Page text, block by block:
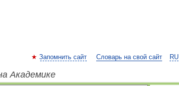
RU
Запомнить сайт Словарь на свой сайт
Академике